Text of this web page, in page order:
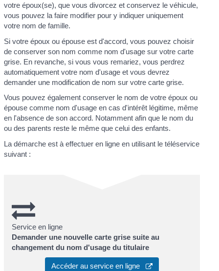
votre époux(se), que vous divorcez et conservez le véhicule,
vous pouvez la faire modifier pour y indiquer uniquement
votre nom de famille.
Si votre époux ou épouse est d'accord, vous pouvez choisir
de conserver son nom comme nom d'usage sur votre carte
grise. En revanche, si vous vous remariez, vous perdrez
automatiquement votre nom d'usage et vous devrez
demander une modification de nom sur votre carte grise.
Vous pouvez également conserver le nom de votre époux ou
épouse comme nom d'usage en cas d'intérêt légitime, même
en l'absence de son accord. Notamment afin que le nom du
ou des parents reste le même que celui des enfants.
La démarche est à effectuer en ligne en utilisant le téléservice
suivant :
Service en ligne
Demander une nouvelle carte grise suite au
changement du nom d'usage du titulaire
Accéder au service en ligne